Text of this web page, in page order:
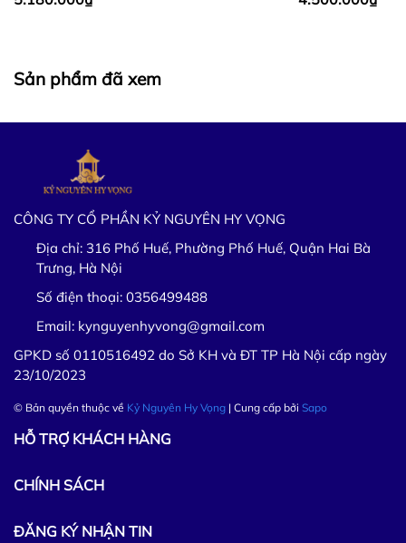
Sản phẩm đã xem
CÔNG TY CỔ PHẦN KỶ NGUYÊN HY VỌNG
Địa chỉ: 316 Phố Huế, Phường Phố Huế, Quận Hai Bà
Trưng, Hà Nội
Số điện thoại: 0356499488
Email: kynguyenhyvong@gmail.com
GPKD số 0110516492 do Sở KH và ĐT TP Hà Nội cấp ngày
23/10/2023
© Bản quyền thuộc về Kỷ Nguyên Hy Vọng | Cung cấp bởi Sapo
HỖ TRỢ KHÁCH HÀNG
CHÍNH SÁCH
ĐĂNG KÝ NHẬN TIN